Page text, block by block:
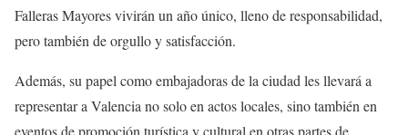
Falleras Mayores vivirán un año único, lleno de responsabilidad,
pero también de orgullo y satisfacción.
Además, su papel como embajadoras de la ciudad les llevará a
representar a Valencia no solo en actos locales, sino también en
eventos de promoción turística y cultural en otras partes de